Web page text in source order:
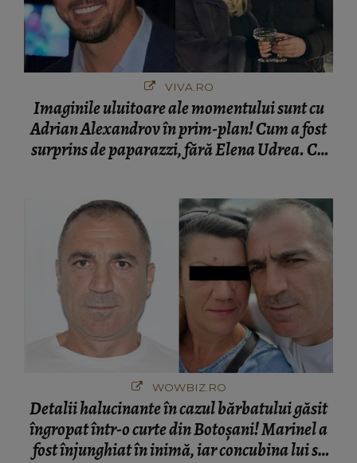
VIVA.RO
Imaginile uluitoare ale momentului sunt cu
Adrian Alexandrov în prim-plan! Cum a fost
surprins de paparazzi, fără Elena Udrea. Cu
WOWBIZ.RO
Detalii halucinante în cazul bărbatului găsit
îngropat într-o curte din Botoșani! Marinel a
fost înjunghiat în inimă, iar concubina lui se